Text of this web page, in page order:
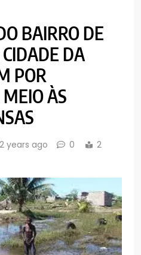
BAIRRO DE
DA
POR
ÀS
2 years ago 0
2